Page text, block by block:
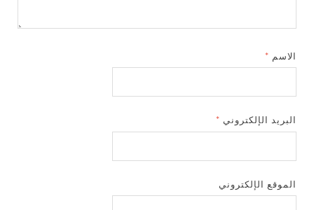
الاسم *
البريد الإلكتروني *
الموقع الإلكتروني